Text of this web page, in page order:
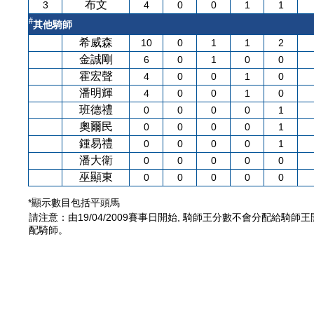
3
布文 4 0 0 1 1
#其他騎師
希威森 10 0 1 1 2
金誠剛 6 0 1 0 0
霍宏聲 4 0 0 1 0
潘明輝 4 0 0 1 0
班德禮 0 0 0 0 1
奧爾民 0 0 0 0 1
鍾易禮 0 0 0 0 1
潘大衛 0 0 0 0 0
巫顯東 0 0 0 0 0
*顯示數目包括平頭馬
請注意：由19/04/2009賽事日開始, 騎師王分數不會分配給騎師王
配騎師。